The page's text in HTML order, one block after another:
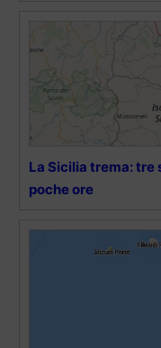
La Sicilia trema: tre
poche ore